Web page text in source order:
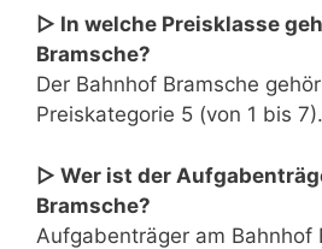
▷ In welche Preisklasse
Bramsche?
Der Bahnhof Bramsche
Preiskategorie 5 (von 1 bis 7).
▷ Wer ist der
Bramsche?
Aufgabenträger am Bahnhof